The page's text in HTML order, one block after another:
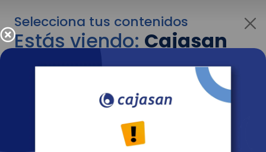
Selecciona tus contenidos
Estás viendo:Cajasan
corporativo
Para cambiar al contenido de tu interés más
adelante recuerda utilizar el menú